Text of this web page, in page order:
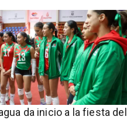
da inicio a la fiesta del